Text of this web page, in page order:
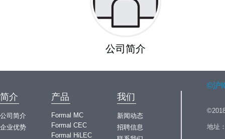
公司简介
简介
公司简介
企业优势
产品
Formal MC
Formal CEC
Formal HiLEC
我们
新闻动态
招聘信息
©沪
地址：	上海市浦东新区中科路1867号c